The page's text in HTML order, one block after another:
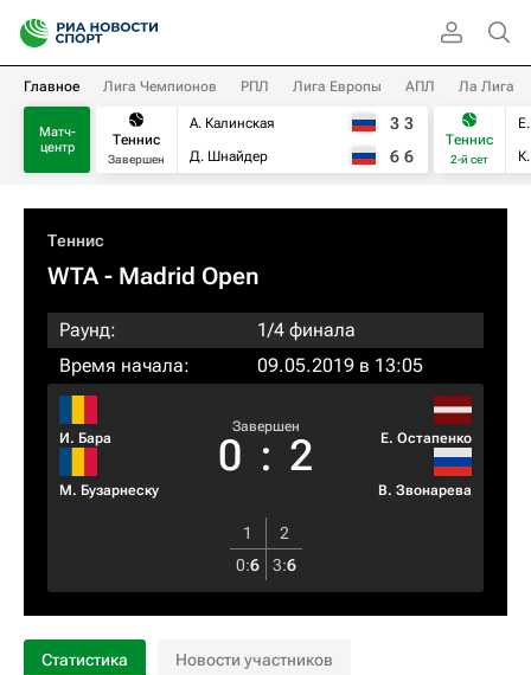
Главное Лига Чемпионов РПЛ Лига Европы АПЛ Ла Лига
Матч-
центр
Теннис
Завершен
А. Калинская
Д. Шнайдер
3 3
6 6
Теннис
2-й сет
Теннис
WTA- Madrid Open
Раунд:
1/4 финала
Время начала:
09.05.2019 в 13:05
И. Бара
М. Бузарнеску
Завершен
0 : 2 Е. Остапенко
В. Звонарева
1
2
0:6 3:6
Статистика Новости участников